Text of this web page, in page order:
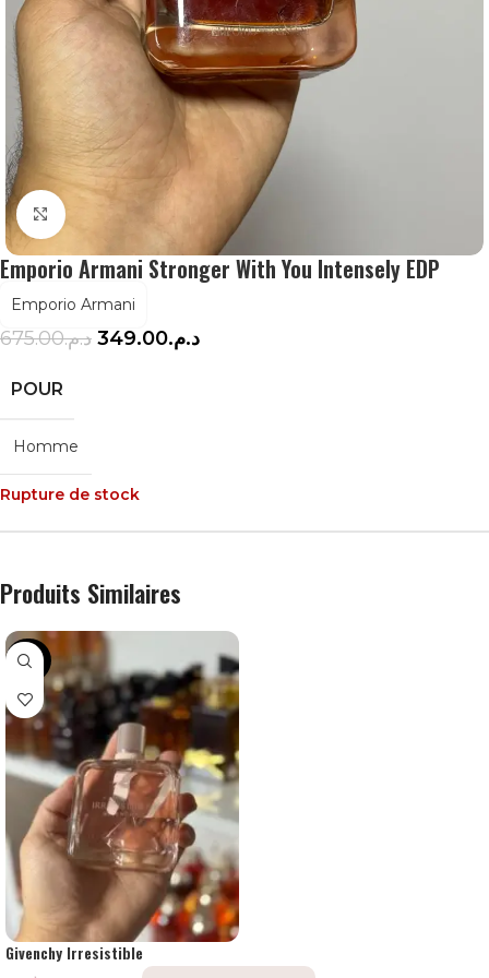
Agrandir
Emporio Armani Stronger With You Intensely EDP
Emporio Armani
د.م.675.00 د.م.349.00
POUR
Homme
Rupture de stock
Produits Similaires
-38%
Givenchy Irresistible